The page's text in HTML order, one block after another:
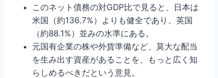
このネット債務の対GDP比で見ると、日本は
米国（約136.7%）よりも健全であり、英国
（約88.1%）並みの水準にある。
元国有企業の株や外貨準備など、莫大な配当
を生み出す資産があることを、もっと広く知
らしめるべきだという意見。